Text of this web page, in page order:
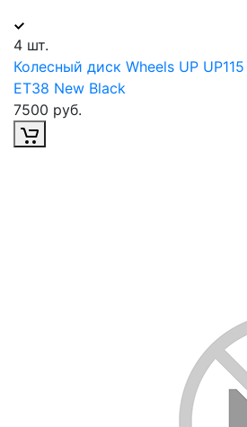
4 шт.
Колесный диск Wheels UP
ET38 New Black
7500 руб.